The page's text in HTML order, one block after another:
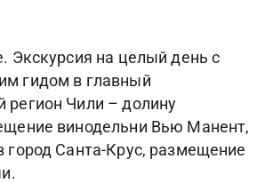
Экскурсия на целый день с
гидом в главный
регион Чили – долину
винодельни Вью Манент,
город Санта-Крус, размещение